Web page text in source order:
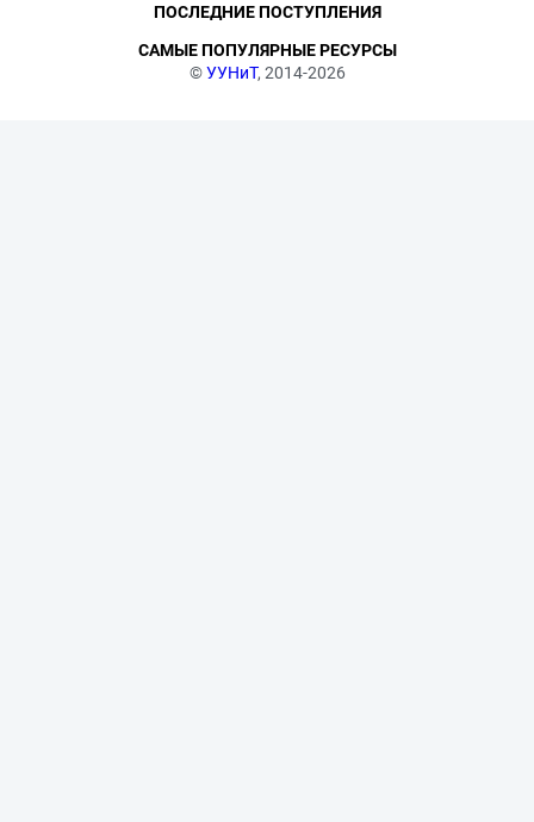
©УУНиТ, 2014-2026
ПОСЛЕДНИЕ ПОСТУПЛЕНИЯ
САМЫЕ ПОПУЛЯРНЫЕ РЕСУРСЫ